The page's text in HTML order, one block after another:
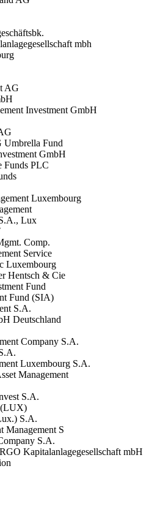
mbh
AG
Investment GmbH
Fund
GmbH
Funds PLC
Luxembourg
Lux
Comp.
Service
Luxembourg
Hentsch & Cie
Fund
Fund (SIA)
S.A.
Deutschland
Company S.A.
Luxembourg S.A.
Management
S.A.
S.A.
Management S
S.A.
Kapitalanlagegesellschaft mbH